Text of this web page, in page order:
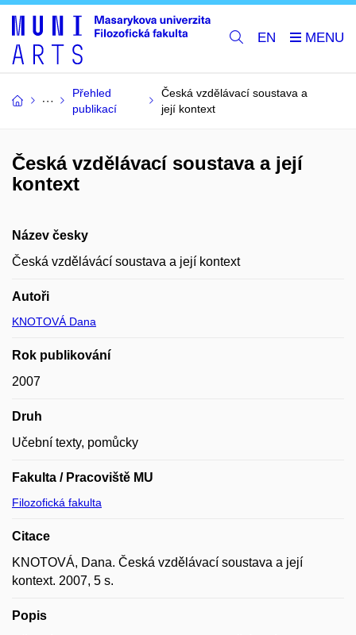
EN
Přehled
publikací
Česká vzdělávací soustava a
její kontext
Česká vzdělávací soustava a její
kontext
Název česky
Česká vzdělávácí soustava a její kontext
Autoři
KNOTOVÁ Dana
Rok publikování
2007
Druh
Učební texty, pomůcky
Fakulta / Pracoviště MU
Filozofická fakulta
Citace
KNOTOVÁ, Dana. Česká vzdělávací soustava a její
kontext. 2007, 5 s.
Popis